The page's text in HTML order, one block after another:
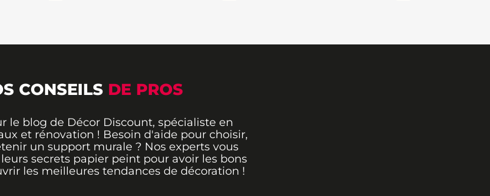
CONSEILS DE PROS
le blog de Décor Discount, spécialiste en
et rénovation ! Besoin d'aide pour choisir,
un support murale ? Nos experts vous
secrets papier peint pour avoir les bons
les meilleures tendances de décoration !